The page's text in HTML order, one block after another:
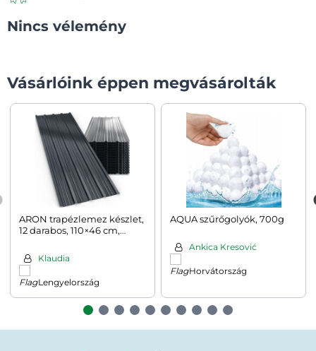
Nincs vélemény
Vásárlóink éppen megvásárolták
ARON trapézlemez készlet,
12 darabos, 110×46 cm,
Klaudia
Lengyelország
AQUA szűrőgolyók, 700g
Ankica Kresović
Horvátország